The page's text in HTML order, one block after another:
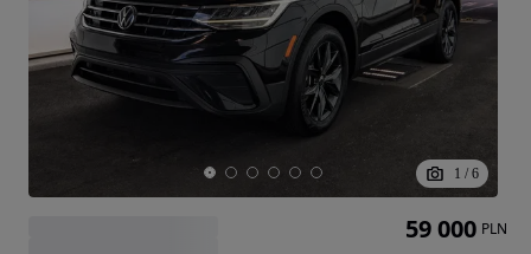
1 / 6
59 000 PLN